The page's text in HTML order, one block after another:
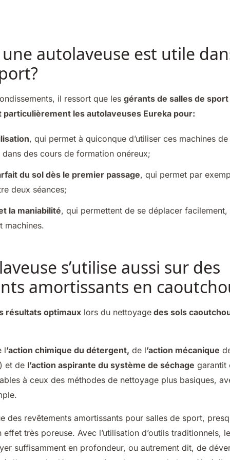
autolaveuse est utile
il ressort que les gérants de salles de
les autolaveuses Eureka pour:
, qui permet à quiconque d’utiliser ces machines
des cours de formation onéreux;
du sol dès le premier passage, qui permet par
deux séances;
la maniabilité, qui permettent de se déplacer facilement,
machines.
s’utilise aussi sur des
amortissants en
résultats optimaux lors du nettoyage des sols
l’action chimique du détergent, de l’action mécanique
et de l’action aspirante du système de séchage garantit
à ceux des méthodes de nettoyage plus basiques,
des revêtements amortissants pour salles de sport,
très poreuse. Avec l’utilisation d’outils traditionnels,
suffisamment en profondeur, ou autrement dit, de